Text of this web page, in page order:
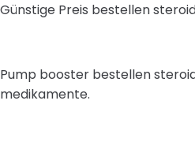
Günstige Preis bestellen
Pump booster bestellen
medikamente.